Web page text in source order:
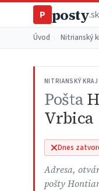
P posty.sk
Úvod Nitrianský
NITRIANSKÝ
Pošta
Vrbica
Dnes
Adresa,
pošty